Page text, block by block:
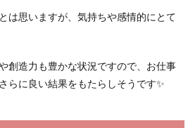
は思いますが、気持ちや感情的にとて
創造力も豊かな状況ですので、お仕事
らに良い結果をもたらしそうです✨